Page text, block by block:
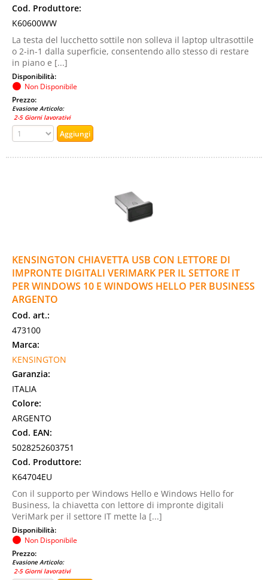
Cod. Produttore:
K60600WW
La testa del lucchetto sottile non solleva il laptop ultrasottile
o 2-in-1 dalla superficie, consentendo allo stesso di restare
in piano e [...]
Disponibilità:
Non Disponibile
Prezzo:
Evasione Articolo:
2-5 Giorni lavorativi
KENSINGTON CHIAVETTA USB CON LETTORE DI
IMPRONTE DIGITALI VERIMARK PER IL SETTORE IT
PER WINDOWS 10 E WINDOWS HELLO PER BUSINESS
ARGENTO
Cod. art.:
473100
Marca:
KENSINGTON
Garanzia:
ITALIA
Colore:
ARGENTO
Cod. EAN:
5028252603751
Cod. Produttore:
K64704EU
Con il supporto per Windows Hello e Windows Hello for
Business, la chiavetta con lettore di impronte digitali
VeriMark per il settore IT mette la [...]
Disponibilità:
Non Disponibile
Prezzo:
Evasione Articolo:
2-5 Giorni lavorativi